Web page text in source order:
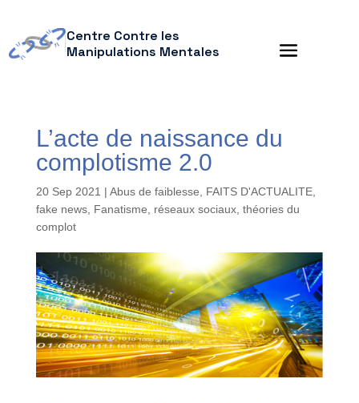
Centre Contre les
Manipulations Mentales
L’acte de naissance du
complotisme 2.0
20 Sep 2021 | Abus de faiblesse FAITS D'ACTUALITE,
fake news, Fanatisme réseaux sociaux, théories du
complot